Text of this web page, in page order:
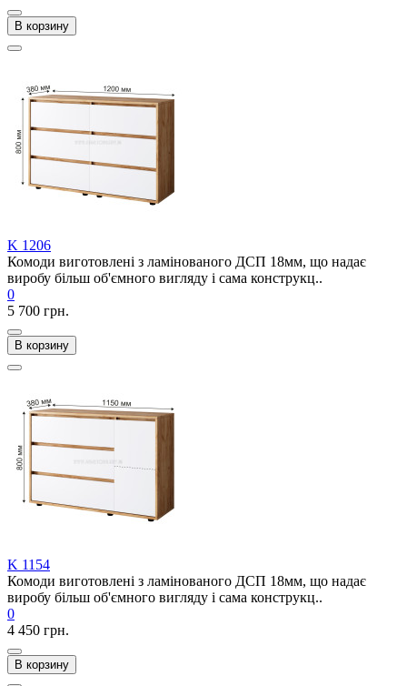
В корзину
K 1206
Комоди виготовлені з ламінованого ДСП 18мм, що надає
виробу більш об'ємного вигляду і сама конструкц..
0
5 700 грн.
В корзину
K 1154
Комоди виготовлені з ламінованого ДСП 18мм, що надає
виробу більш об'ємного вигляду і сама конструкц..
0
4 450 грн.
В корзину